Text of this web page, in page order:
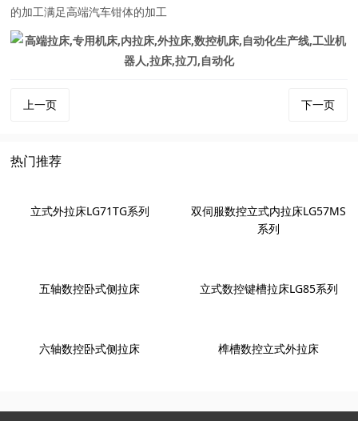
的加工满足高端汽车钳体的加工
上一页 下一页
热门推荐
立式外拉床LG71TG系列
双伺服数控立式内拉床LG57MS
系列
五轴数控卧式侧拉床 立式数控键槽拉床LG85系列
六轴数控卧式侧拉床 榫槽数控立式外拉床